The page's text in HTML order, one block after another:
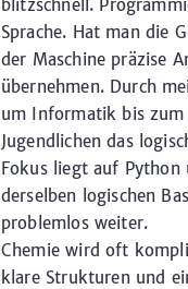
blitzschnell.
Sprache. Hat man die
der Maschine präzise
übernehmen. Durch
um Informatik bis
Jugendlichen das
Fokus liegt auf Python
derselben logischen
problemlos weiter.
Chemie wird oft
klare Strukturen und